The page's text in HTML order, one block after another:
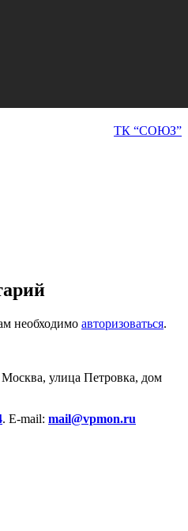
ТК “СОЮЗ”
необходимо авторизоваться.
улица Петровка, дом
. E-mail: mail@vpmon.ru